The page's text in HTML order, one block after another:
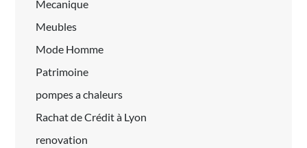
Mecanique
Meubles
Mode Homme
Patrimoine
pompes a chaleurs
Rachat de Crédit à Lyon
renovation